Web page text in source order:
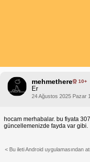
mehmethere 10+
Er
24 Ağustos 2025 Pazar
hocam merhabalar. bu fiyata
güncellemenizde fayda var gibi.
< Bu ileti Android uygulamasından